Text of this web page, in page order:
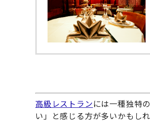
高級レストランには一種独特
い」と感じる方が多いかもし